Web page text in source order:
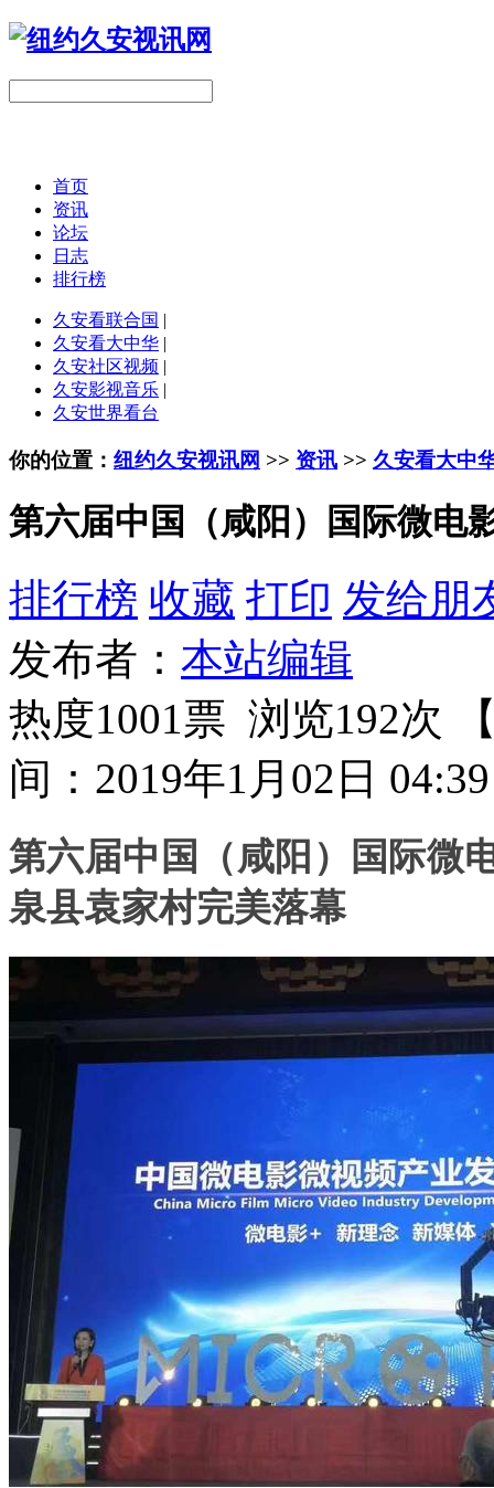
首页
资讯
论坛
日志
排行榜
久安看联合国 |
久安看大中华 |
久安社区视频 |
久安影视音乐 |
久安世界看台
你的位置： 纽约久安视讯网 >> 资讯 >> 久安看大中
第六届中国（咸阳）国际微电
排行榜 收藏 打印 发给朋
发布者： 本站编辑
热度1001票 浏览192次
间：2019年1月02日 04:39
第六届中国（咸阳）国际微
泉县袁家村完美落幕